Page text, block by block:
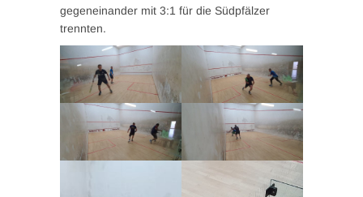
gegeneinander mit 3:1 für die Südpfälzer
trennten.